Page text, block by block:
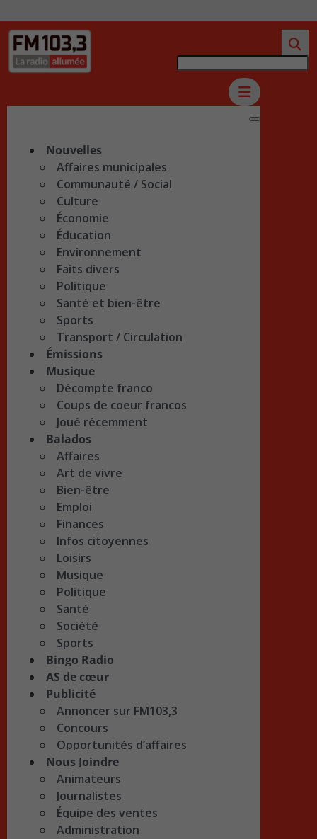
Nouvelles
Affaires municipales
Communauté / Social
Culture
Économie
Éducation
Environnement
Faits divers
Politique
Santé et bien-être
Sports
Transport / Circulation
Émissions
Musique
Décompte franco
Coups de coeur francos
Joué récemment
Balados
Affaires
Art de vivre
Bien-être
Emploi
Finances
Infos citoyennes
Loisirs
Musique
Politique
Santé
Société
Sports
Bingo Radio
AS de cœur
Publicité
Annoncer sur FM103,3
Concours
Opportunités d’affaires
Nous Joindre
Animateurs
Journalistes
Équipe des ventes
Administration